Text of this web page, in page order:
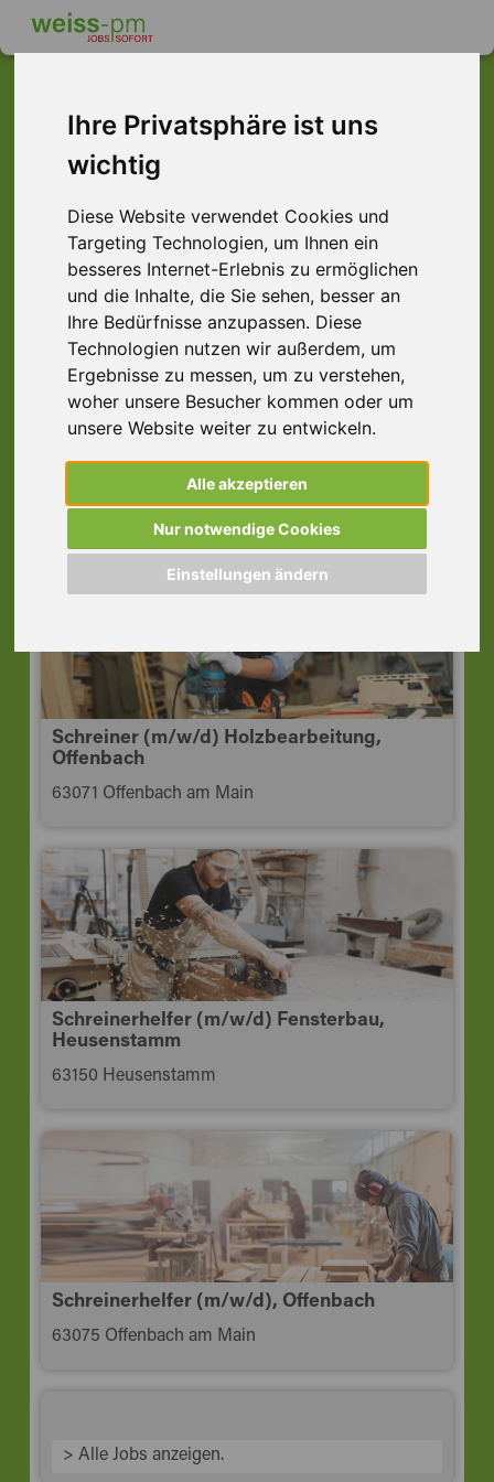
Ihre Privatsphäre ist uns
wichtig
Diese Website verwendet Cookies und
Targeting Technologien, um Ihnen ein
besseres Internet-Erlebnis zu ermöglichen
und die Inhalte, die Sie sehen, besser an
Ihre Bedürfnisse anzupassen. Diese
Technologien nutzen wir außerdem, um
Ergebnisse zu messen, um zu verstehen,
woher unsere Besucher kommen oder um
unsere Website weiter zu entwickeln.
Alle akzeptieren
Nur notwendige Cookies
Einstellungen ändern
Dieser Job ist leider
nicht mehr verfügbar ...
... aber vielleicht ist hier etwas dabei:
Schreiner (m/w/d), Heusenstamm
63150 Heusenstamm
Schreiner (m/w/d) Holzbearbeitung,
Offenbach
63071 Offenbach am Main
Schreinerhelfer (m/w/d) Fensterbau,
Heusenstamm
63150 Heusenstamm
Schreinerhelfer (m/w/d), Offenbach
63075 Offenbach am Main
> Alle Jobs anzeigen.